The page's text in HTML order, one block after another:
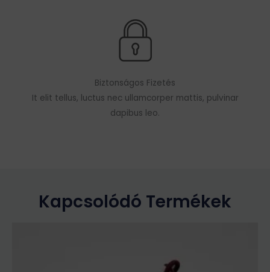
Biztonságos Fizetés
It elit tellus, luctus nec ullamcorper mattis, pulvinar
dapibus leo.
Kapcsolódó Termékek
terméknek